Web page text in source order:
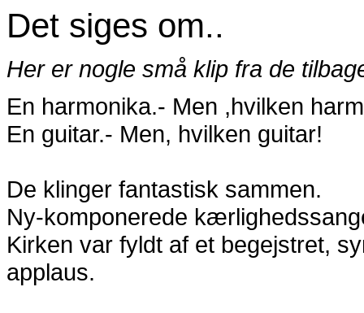
Det siges om..
Her er nogle små klip fra de
En harmonika.- Men ,hvilken
En guitar.- Men, hvilken guitar!
De klinger fantastisk sammen.
Ny-komponerede
Kirken var fyldt af et begejstret,
applaus.